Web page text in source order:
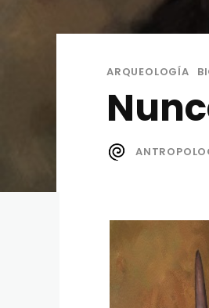
ARQUEOLOGÍA